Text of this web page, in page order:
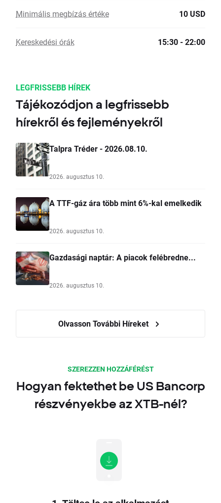
Minimális megbízás értéke 10 USD
Kereskedési órák 15:30 - 22:00
LEGFRISSEBB HÍREK
Tájékozódjon a legfrissebb
hírekről és fejleményekről
Talpra Tréder - 2026.08.10.
2026. augusztus 10.
A TTF-gáz ára több mint 6%-kal emelkedik
2026. augusztus 10.
Gazdasági naptár: A piacok felébredne...
2026. augusztus 10.
Olvasson További Híreket
SZEREZZEN HOZZÁFÉRÉST
Hogyan fektethet be US Bancorp
részvényekbe az XTB-nél?